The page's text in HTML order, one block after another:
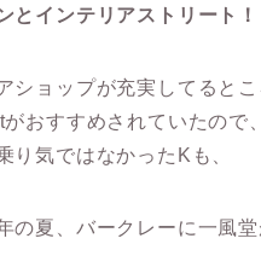
とインテリアストリート！
ショップが充実してると
おすすめされていたので
り気ではなかったKも、
の夏、バークレーに一風